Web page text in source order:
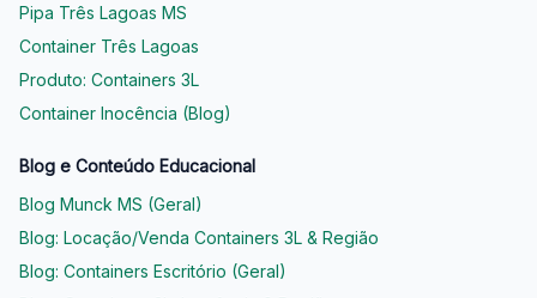
Pipa Três Lagoas MS
Container Três Lagoas
Produto: Containers 3L
Container Inocência (Blog)
Blog e Conteúdo Educacional
Blog Munck MS (Geral)
Blog: Locação/Venda Containers 3L & Região
Blog: Containers Escritório (Geral)